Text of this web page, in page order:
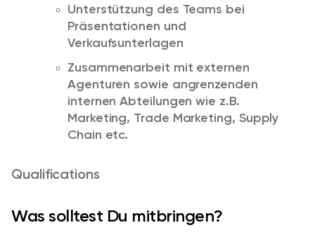
Unterstützung des Teams bei
Präsentationen und
Verkaufsunterlagen
Zusammenarbeit mit externen
Agenturen sowie angrenzenden
internen Abteilungen wie z.B.
Marketing, Trade Marketing, Supply
Chain etc.
Qualifications
Was solltest Du mitbringen?